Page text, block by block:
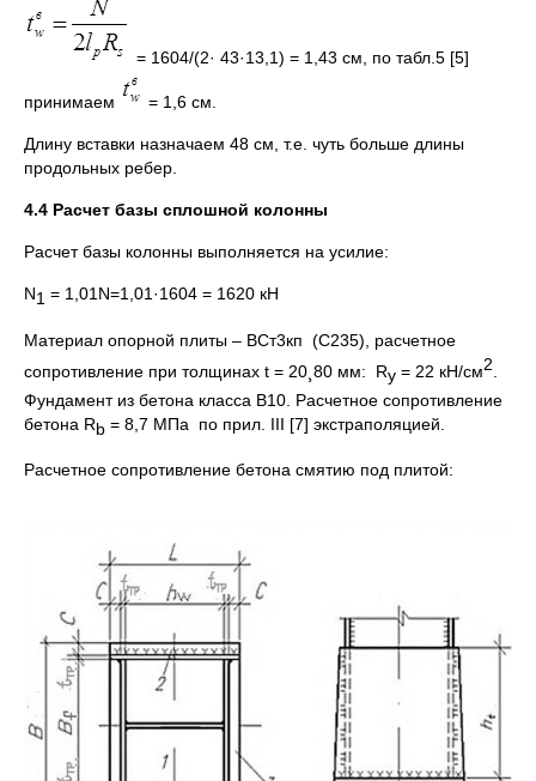
= 1604/(2· 43·13,1) = 1,43 см, по табл.5 [5]
принимаем = 1,6 см.
Длину вставки назначаем 48 см, т.е. чуть больше длины
продольных ребер.
4.4 Расчет базы сплошной колонны
Расчет базы колонны выполняется на усилие:
N1 = 1,01N=1,01·1604 = 1620 кН
Материал опорной плиты – ВСт3кп (С235), расчетное
сопротивление при толщинах t = 20¸80 мм: Ry = 22 кН/см2
Фундамент из бетона класса В10. Расчетное сопротивление
бетона Rb = 8,7 МПа по прил. III [7] экстраполяцией.
Расчетное сопротивление бетона смятию под плитой: